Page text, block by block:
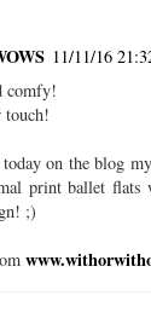
11/11/16
comfy!
touch!
on the blog
print ballet flats
;)